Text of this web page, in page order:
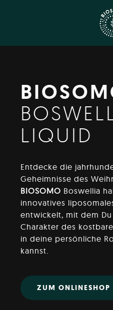
LIQUID
Entdecke die
Geheimnisse des
BIOSOMO Boswellia
innovatives
entwickelt, mit dem
Charakter des
in deine persönliche
kannst.
ZUM ONLINESHOP